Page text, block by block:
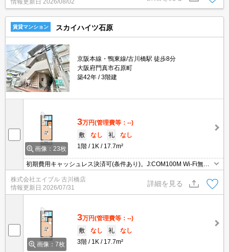
情報更新日 2026/08/02
賃貸マンション スカイハイツ石原
京阪本線・鴨東線/古川橋駅 徒歩8分
大阪府門真市石原町
築42年
3階建
画像：23枚
3万円(管理費等：--)
敷
なし 礼
なし
1階
1K 17.7m²
初期費用キャッシュレス決済可(条件あり)。J:COM100M Wi-Fi無
料。エアコン1基付き。初めての一人暮らしはこのお部屋から。
株式会社エイブル 古川橋店
情報更新日 2026/07/31
詳細を見る
画像：7枚
3万円(管理費等：--)
敷
なし 礼
なし
3階
1K 17.7m²